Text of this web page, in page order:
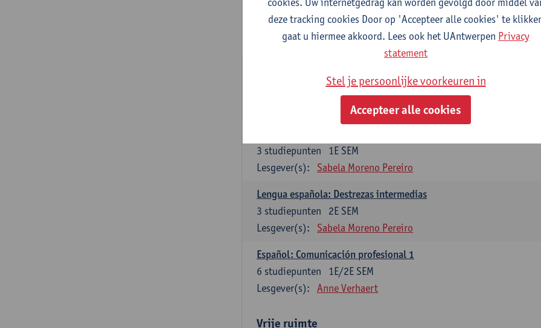
Gramática española 1
1E SEM
studiepunten
Gramática española 2
2E SEM
Anne Verhaert
1E SEM
3 studiepunten
Lesgever(s):
Sabela Moreno Pereiro
Lengua española: Destrezas intermedias
2E SEM
3 studiepunten
Lesgever(s):
Sabela Moreno Pereiro
Español: Comunicación profesional 1
1E/2E SEM
6 studiepunten
Lesgever(s):
Anne Verhaert
Vrije ruimte
deze tracking cookies Door op 'Accepteer alle cookies' te
gaat u hiermee akkoord. Lees ook het UAntwerpen Privacy
statement
Stel je persoonlijke voorkeuren in
Accepteer alle cookies